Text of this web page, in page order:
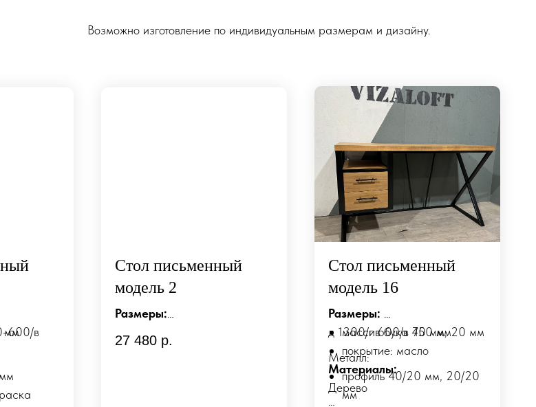
Возможно изготовление по индивидуальным размерам и дизайну.
600/в
мм
Стол письменный
модель 2
Размеры:
27 480 р.
Стол письменный
модель 16
Размеры:
д 1300/г 600/в 750 мм
Материалы:
Дерево
массив бука 40 мм, 20 мм
покрытие: масло
Металл:
профиль 40/20 мм, 20/20
мм